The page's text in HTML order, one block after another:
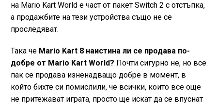
на Mario Kart World е част от пакет Switch 2 с отстъпка,
а продажбите на тези устройства също не се
проследяват.
Така че Mario Kart 8 наистина ли се продава по-
добре от Mario Kart World? Почти сигурно не, но все
пак се продава изненадващо добре в момент, в
който бихте си помислили, че всички, които все още
не притежават играта, просто ще искат да се впуснат